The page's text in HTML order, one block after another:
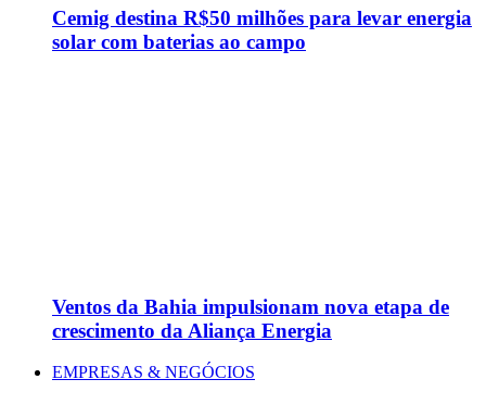
Cemig destina R$50 milhões para levar energia
solar com baterias ao campo
Ventos da Bahia impulsionam nova etapa de
crescimento da Aliança Energia
EMPRESAS & NEGÓCIOS